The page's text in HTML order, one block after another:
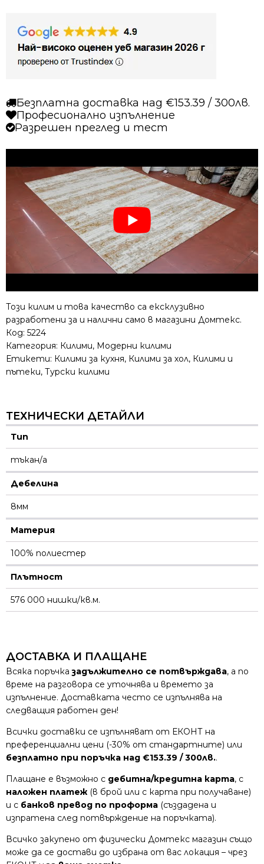
Безплатна доставка над €153.39 / 300лв.
Професионално изпълнение
Разрешен преглед и тест
Този килим и това качество са ексклузивно
разработени за и налични само в магазини Домтекс.
Код: 5224
Категория: Килими, Модерни килими
Етикети: Килими за кухня, Килими за хол, Килими и
пътеки, Турски килими
ТЕХНИЧЕСКИ ДЕТАЙЛИ
Тип
тъкан/а
Дебелина
8мм
Материя
100% полиестер
Плътност
576 000 нишки/кв.м.
ДОСТАВКА И ПЛАЩАНЕ
Всяка поръчказадължително се потвърждава, а по
време на разговора се уточнява и времето за
изпълнение. Доставката често се изпълнява на
следващия работен ден!
Всички доставки се изпълняват от ЕКОНТ на
преференциални цени (-30% от стандартните) или
безплатно при поръчка над €153.39 / 300лв..
Плащане е възможно с дебитна/кредитна карта, с
наложен платеж (в брой или с карта при получаване)
и с банков превод по проформа (създадена и
изпратена след потвърждение на поръчката).
Всичко закупено от физически Домтекс магазин също
може да се достави до избрана от вас локация – чрез